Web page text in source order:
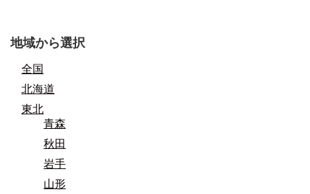
地域から選択
全国
北海道
東北
青森
秋田
岩手
山形